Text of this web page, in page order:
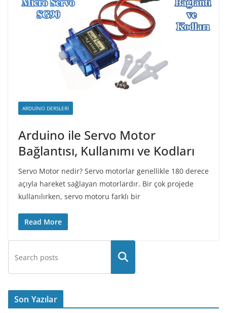
ARDUINO DERSLERI
Arduino ile Servo Motor
Bağlantısı, Kullanımı ve Kodları
Servo Motor nedir? Servo motorlar genellikle 180 derece
açıyla hareket sağlayan motorlardır. Bir çok projede
kullanılırken, servo motoru farklı bir
Read More
Son Yazılar